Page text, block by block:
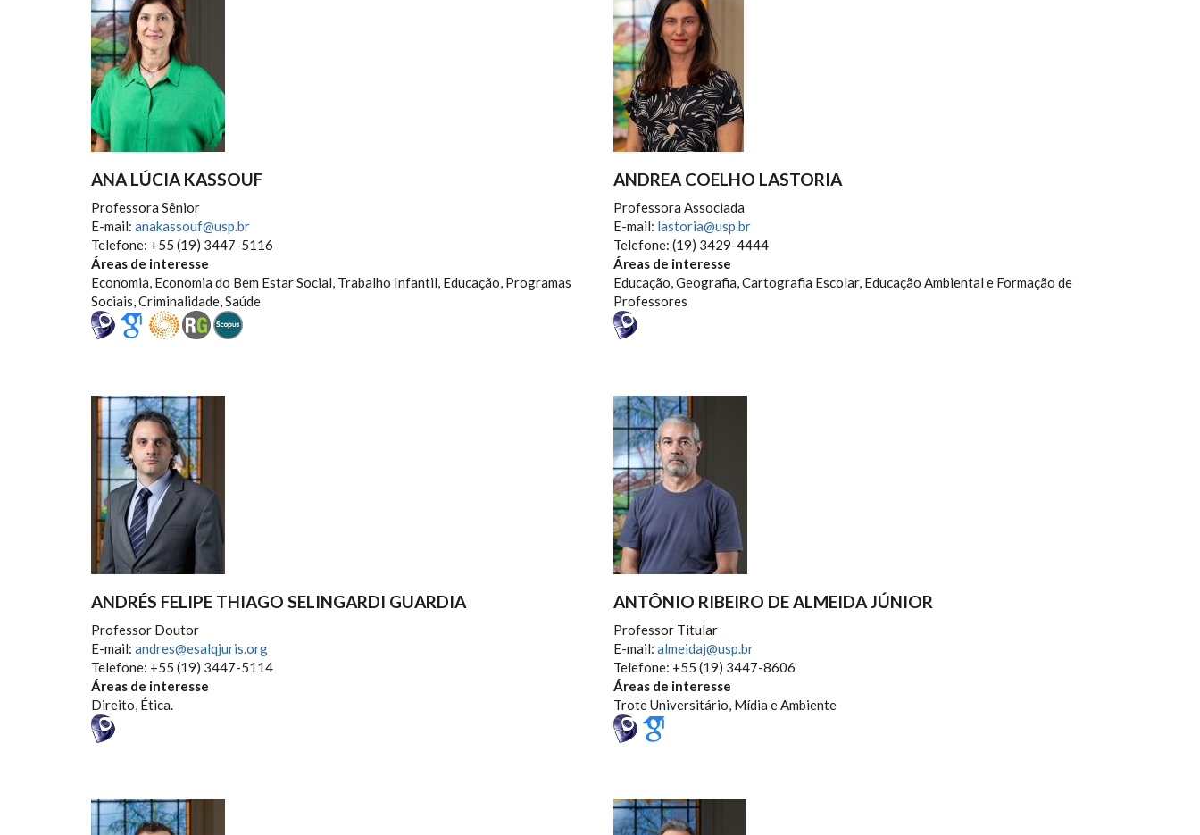
ANA LÚCIA KASSOUF
Professora Sênior
E-mail: anakassouf@usp.br
Telefone: +55 (19) 3447-5116
Áreas de interesse
Economia, Economia do Bem Estar Social, Trabalho Infantil, Educação, Programas
Sociais, Criminalidade, Saúde
ANDREA COELHO LASTORIA
Professora Associada
E-mail: lastoria@usp.br
Telefone: (19) 3429-4444
Áreas de interesse
Educação, Geografia, Cartografia Escolar, Educação Ambiental e Formação de
Professores
ANDRÉS FELIPE THIAGO SELINGARDI GUARDIA
Professor Doutor
E-mail: andres@esalqjuris.org
Telefone: +55 (19) 3447-5114
Áreas de interesse
Direito, Ética.
ANTÔNIO RIBEIRO DE ALMEIDA JÚNIOR
Professor Titular
E-mail: almeidaj@usp.br
Telefone: +55 (19) 3447-8606
Áreas de interesse
Trote Universitário, Mídia e Ambiente